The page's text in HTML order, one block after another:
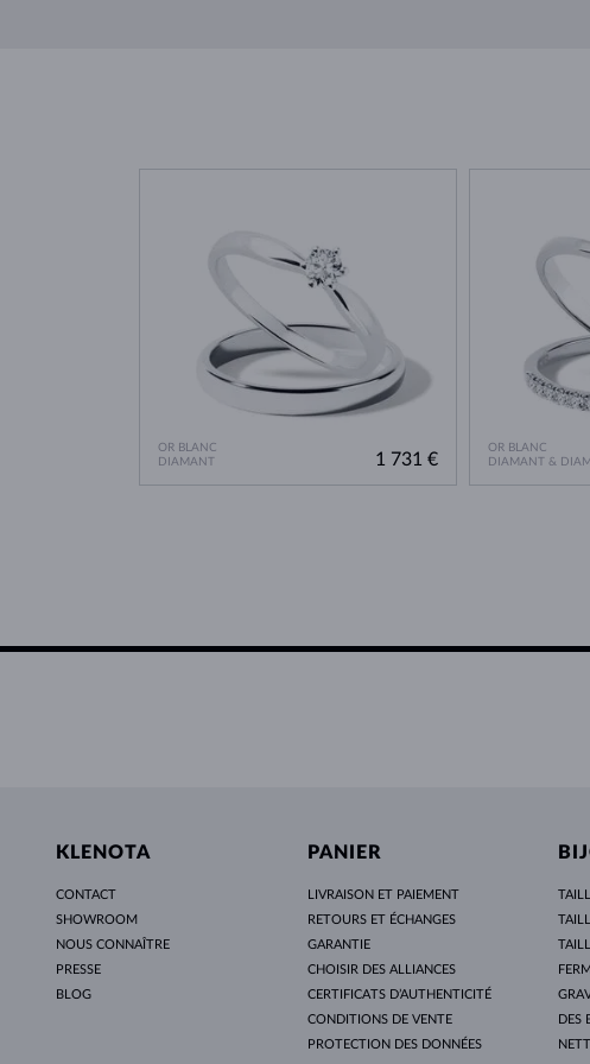
OR BLANC
DIAMANT
1 731 €
OR BLANC
DIAMANT &
KLENOTA
CONTACT
SHOWROOM
NOUS CONNAÎTRE
PRESSE
BLOG
PANIER
LIVRAISON ET PAIEMENT
RETOURS ET ÉCHANGES
GARANTIE
CHOISIR DES ALLIANCES
CERTIFICATS D’AUTHENTICITÉ
CONDITIONS DE VENTE
PROTECTION DES DONNÉES
DES